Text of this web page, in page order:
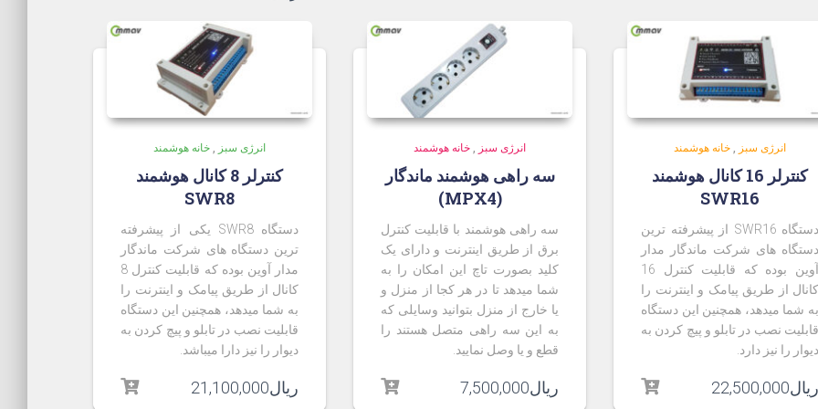
انرژی سبز خانه هوشمند
کنترلر 16 کانال هوشمند
SWR16
دستگاه SWR16 از پیشرفته ترین
دستگاه های شرکت ماندگار مدار
آوین بوده که قابلیت کنترل 16
کانال از طریق پیامک و اینترنت را
به شما میدهد، همچنین این دستگاه
قابلیت نصب در تابلو و پیچ کردن به
دیوار را نیز دارد.
ریال22,500,000
انرژی سبز خانه هوشمند
سه راهی هوشمند ماندگار
(MPX4)
سه راهی هوشمند با قابلیت کنترل
برق از طریق اینترنت و دارای یک
کلید بصورت تاچ این امکان را به
شما میدهد تا در هر کجا از منزل و
یا خارج از منزل بتوانید وسایلی که
به این سه راهی متصل هستند را
قطع و یا وصل نمایید.
ریال7,500,000
انرژی سبز خانه هوشمند
کنترلر 8 کانال هوشمند
SWR8
دستگاه SWR8 یکی از پیشرفته
ترین دستگاه های شرکت ماندگار
مدار آوین بوده که قابلیت کنترل 8
کانال از طریق پیامک و اینترنت را
به شما میدهد، همچنین این دستگاه
قابلیت نصب در تابلو و پیچ کردن به
دیوار را نیز دارا میباشد.
ریال21,100,000